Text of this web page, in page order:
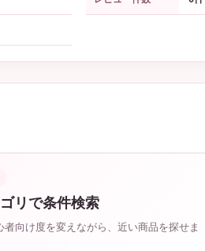
リで条件検索
者向け度を変えながら、近い商品を探せま